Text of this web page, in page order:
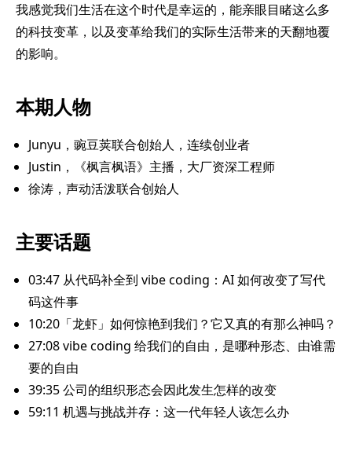
我感觉我们生活在这个时代是幸运的，能亲眼目睹这么多
的科技变革，以及变革给我们的实际生活带来的天翻地覆
的影响。
本期人物
Junyu，豌豆荚联合创始人，连续创业者
Justin，《枫言枫语》主播，大厂资深工程师
徐涛，声动活泼联合创始人
主要话题
03:47 从代码补全到 vibe coding：AI 如何改变了写代
码这件事
10:20「龙虾」如何惊艳到我们？它又真的有那么神吗？
27:08 vibe coding 给我们的自由，是哪种形态、由谁需
要的自由
39:35 公司的组织形态会因此发生怎样的改变
59:11 机遇与挑战并存：这一代年轻人该怎么办